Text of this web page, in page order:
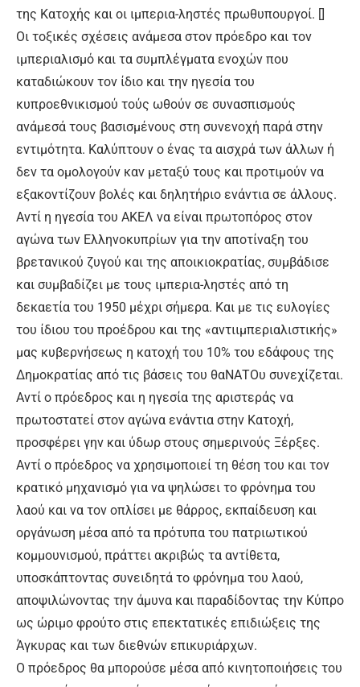
της Κατοχής και οι ιμπερια-ληστές πρωθυπουργοί. []
Οι τοξικές σχέσεις ανάμεσα στον πρόεδρο και τον
ιμπεριαλισμό και τα συμπλέγματα ενοχών που
καταδιώκουν τον ίδιο και την ηγεσία του
κυπροεθνικισμού τούς ωθούν σε συνασπισμούς
ανάμεσά τους βασισμένους στη συνενοχή παρά στην
εντιμότητα. Καλύπτουν ο ένας τα αισχρά των άλλων ή
δεν τα ομολογούν καν μεταξύ τους και προτιμούν να
εξακοντίζουν βολές και δηλητήριο ενάντια σε άλλους.
Αντί η ηγεσία του ΑΚΕΛ να είναι πρωτοπόρος στον
αγώνα των Ελληνοκυπρίων για την αποτίναξη του
βρετανικού ζυγού και της αποικιοκρατίας, συμβάδισε
και συμβαδίζει με τους ιμπερια-ληστές από τη
δεκαετία του 1950 μέχρι σήμερα. Και με τις ευλογίες
του ίδιου του προέδρου και της «αντιιμπεριαλιστικής»
μας κυβερνήσεως η κατοχή του 10% του εδάφους της
Δημοκρατίας από τις βάσεις του θαΝΑΤΟυ συνεχίζεται.
Αντί ο πρόεδρος και η ηγεσία της αριστεράς να
πρωτοστατεί στον αγώνα ενάντια στην Κατοχή,
προσφέρει γην και ύδωρ στους σημερινούς Ξέρξες.
Αντί ο πρόεδρος να χρησιμοποιεί τη θέση του και τον
κρατικό μηχανισμό για να ψηλώσει το φρόνημα του
λαού και να τον οπλίσει με θάρρος, εκπαίδευση και
οργάνωση μέσα από τα πρότυπα του πατριωτικού
κομμουνισμού, πράττει ακριβώς τα αντίθετα,
υποσκάπτοντας συνειδητά το φρόνημα του λαού,
αποψιλώνοντας την άμυνα και παραδίδοντας την Κύπρο
ως ώριμο φρούτο στις επεκτατικές επιδιώξεις της
Άγκυρας και των διεθνών επικυριάρχων.
Ο πρόεδρος θα μπορούσε μέσα από κινητοποιήσεις του